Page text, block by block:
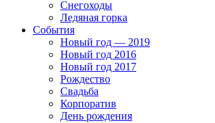
Снегоходы
Ледяная горка
События
Новый год — 2019
Новый год 2016
Новый год 2017
Рождество
Свадьба
Корпоратив
День рождения